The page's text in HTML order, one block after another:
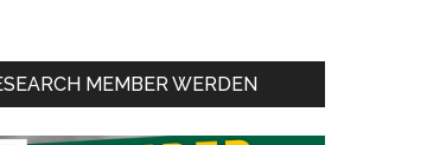
MEMBER WERDEN